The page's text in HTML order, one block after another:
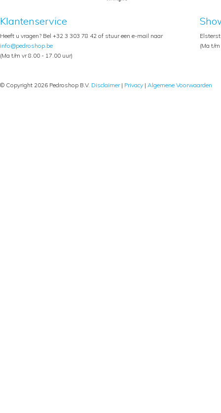
Klantenservice
Heeft u vragen? Bel +32 3 303 78 42 of stuur een e-mail naar
info@pedroshop.be
(Ma t/m vr 8.00 - 17.00 uur)
(Ma t/
© Copyright 2026 Pedroshop B.V. Disclaimer| Privacy | Algemene Voorwaarden